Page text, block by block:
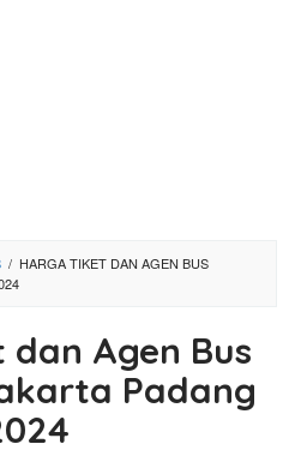
/ HARGA TIKET DAN AGEN BUS
Agen Bus
Padang